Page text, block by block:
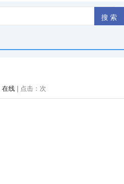
在线 | 点击： 次